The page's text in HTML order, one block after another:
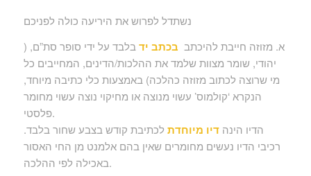
נשתדל לפרוש את היריעה כולה לפניכם
א. מזוזה חייבת להיכתב בכתב יד בלבד על ידי סופר סת”ם, (
יהודי, שומר מצוות שלמד את ההלכות/הדינים, המחייבים כל
מי שרוצה לכתוב מזוזה כהלכה) באמצעות כלי כתיבה מיוחד,
הנקרא ‘קולמוס’ עשוי מנוצה או מחיקוי נוצה עשוי מחומר
פלסטי.
הדיו הינהדיו מיוחדת לכתיבת קודש בצבע שחור בלבד.
רכיבי הדיו נעשים מחומרים שאין בהם אלמנט מן החי האסור
באכילה לפי ההלכה.